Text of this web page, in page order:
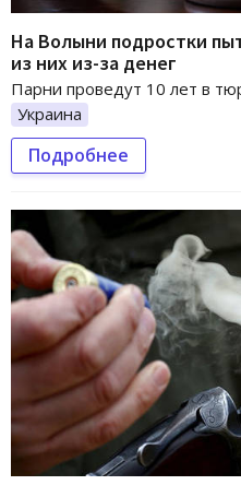
На Волыни подростки
из них из-за денег
Парни проведут 10 лет в
Украина
Подробнее